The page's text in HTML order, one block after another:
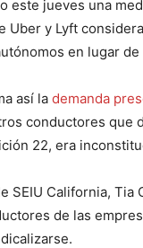
este jueves una
Uber y Lyft
en lugar
así la demanda
conductores que
22, era
SEIU California,
de las